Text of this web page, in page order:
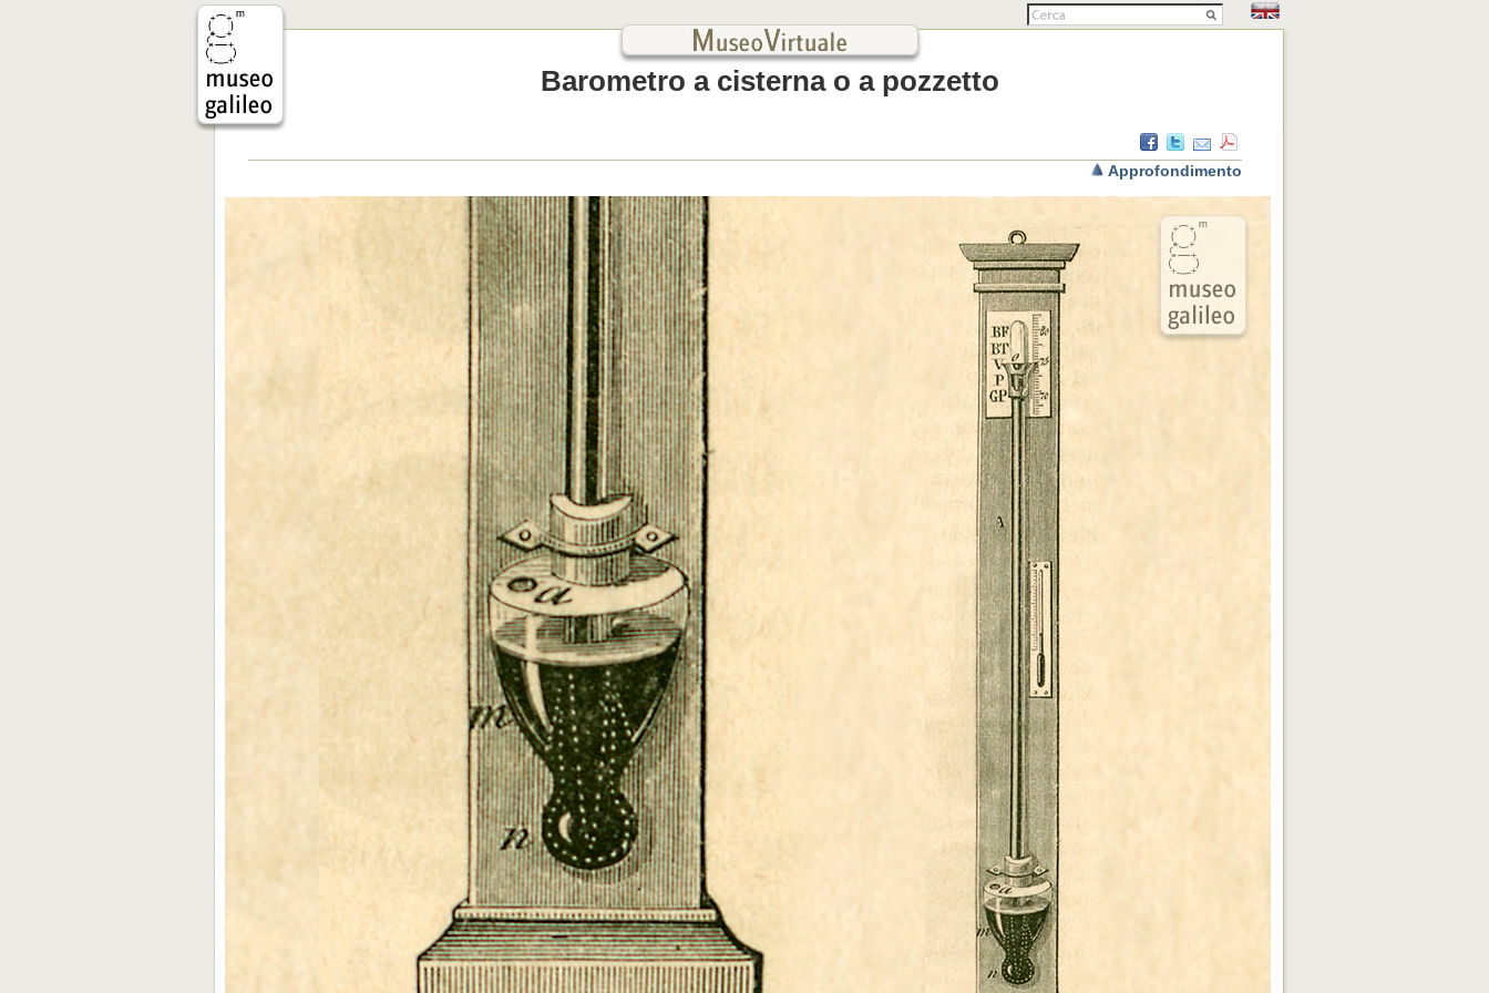
Barometro a cisterna o a pozzetto
Approfondimento